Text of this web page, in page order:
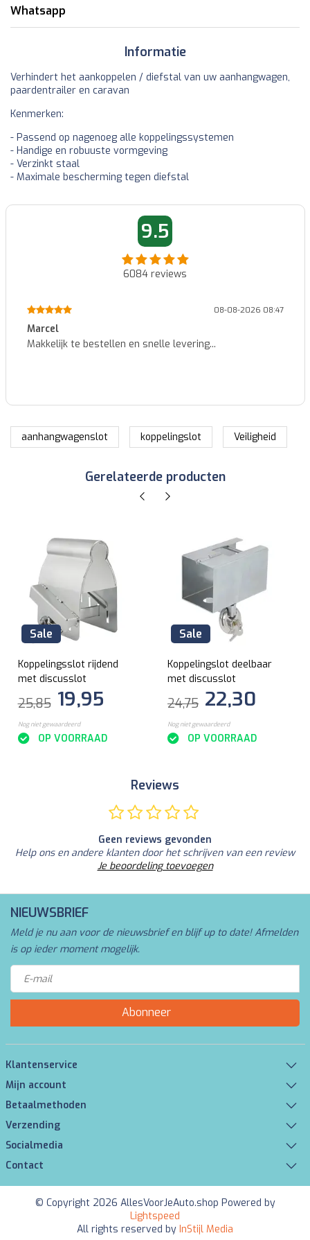
Whatsapp
Informatie
Verhindert het aankoppelen / diefstal van uw aanhangwagen,
paardentrailer en caravan
Kenmerken:
- Passend op nagenoeg alle koppelingssystemen
- Handige en robuuste vormgeving
- Verzinkt staal
- Maximale bescherming tegen diefstal
9.5
6084 reviews
08-08-2026 08:47
Marcel
Makkelijk te bestellen en snelle levering...
aanhangwagenslot koppelingslot Veiligheid
Gerelateerde producten
Sale
Koppelingsslot rijdend
met discusslot
25,85 19,95
Nog niet gewaardeerd
OP VOORRAAD
Sale
Koppelingslot deelbaar
met discusslot
24,75 22,30
Nog niet gewaardeerd
OP VOORRAAD
Reviews
Geen reviews gevonden
Help ons en andere klanten door het schrijven van een review
Je beoordeling toevoegen
NIEUWSBRIEF
Meld je nu aan voor de nieuwsbrief en blijf up to date! Afmelden
is op ieder moment mogelijk.
Abonneer
Klantenservice
Mijn account
Betaalmethoden
Verzending
Socialmedia
Contact
© Copyright 2026 AllesVoorJeAuto.shop Powered by
Lightspeed
All rights reserved by InStijl Media